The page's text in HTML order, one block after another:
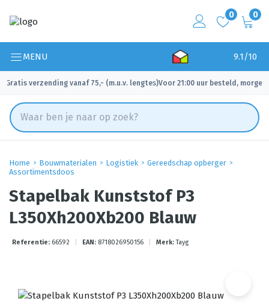
0 0
MENU 9.1/10
Gratis verzending vanaf 75,- (m.u.v. lengtes)
✓ Voor 21:00 uur besteld, morgen
Home Bouwmaterialen Logistiek
Gereedschap opberger
Assortimentsdoos
Stapelbak Kunststof P3
L350Xh200Xb200 Blauw
Referentie: 66592 EAN: 8718026950156 Merk:Tayg